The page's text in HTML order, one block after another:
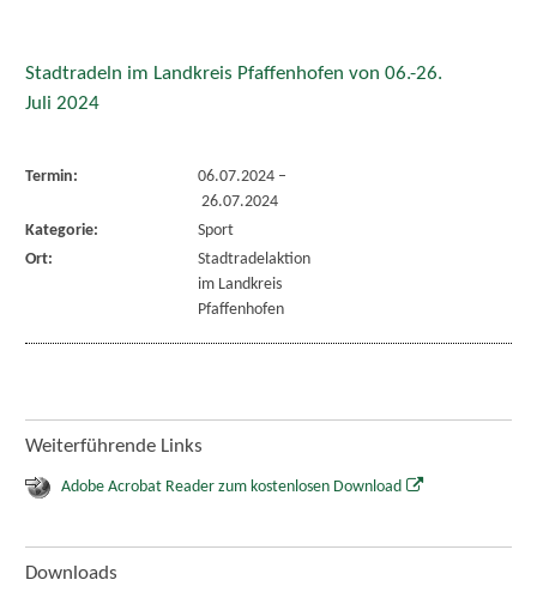
Stadtradeln im Landkreis Pfaffenhofen von 06.-26.
Juli 2024
Termin: 06.07.2024–
26.07.2024
Kategorie:
Sport
Ort:
Stadtradelaktion
im Landkreis
Pfaffenhofen
Weiterführende Links
Adobe Acrobat Reader zum kostenlosen Download
Downloads